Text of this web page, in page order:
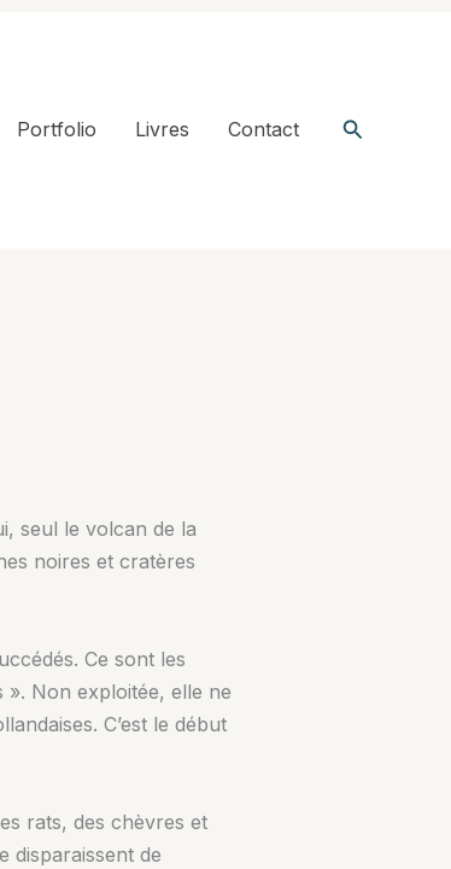
Portfolio Livres Contact
seul le volcan de la
noires et cratères
Ce sont les
». Non exploitée, elle ne
C’est le début
rats, des chèvres et
disparaissent de